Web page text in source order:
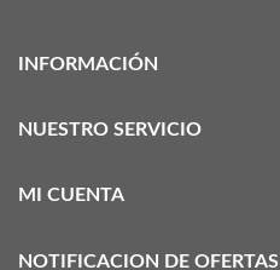
INFORMACIÓN
NUESTRO SERVICIO
MI CUENTA
NOTIFICACION DE OFERTAS